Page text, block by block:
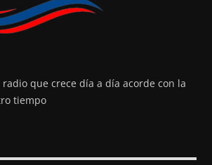
radio que crece día a día acorde con la
tiempo